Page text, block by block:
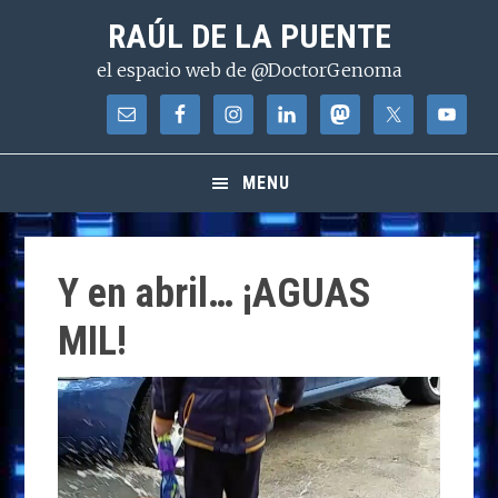
contenido
RAÚL DE LA PUENTE
el espacio web de @DoctorGenoma
MENU
Y en abril… ¡AGUAS
MIL!